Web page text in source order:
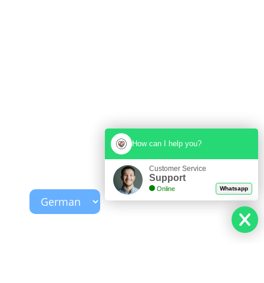
How can I help you?
Customer Service
Support
Online Whatsapp